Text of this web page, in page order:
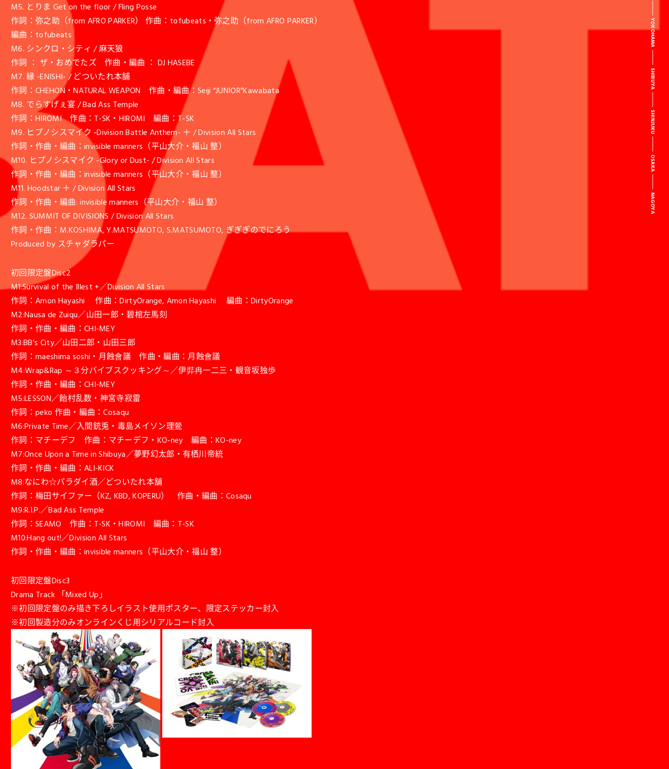
M5. とりま Get on the floor / Fling Posse
作詞：弥之助（from AFRO PARKER） 作曲：tofubeats・弥之助（from AFRO PARKER）
編曲：tofubeats
M6. シンクロ・シティ / 麻天狼
作詞 ： ザ・おめでたズ 作曲・編曲 ： DJ HASEBE
M7. 縁 -ENISHI- / どついたれ本舗
作詞：CHEHON・NATURAL WEAPON 作曲・編曲：Seiji “JUNIOR”Kawabata
M8. でらすげぇ宴 / Bad Ass Temple
作詞：HIROMI 作曲：T-SK・HIROMI 編曲：T-SK
M9. ヒプノシスマイク -Division Battle Anthem- ＋ / Division All Stars
作詞・作曲・編曲：invisible manners（平山大介・福山 整）
M10. ヒプノシスマイク -Glory or Dust- / Division All Stars
作詞・作曲・編曲：invisible manners（平山大介・福山 整）
M11. Hoodstar ＋ / Division All Stars
作詞・作曲・編曲: invisible manners（平山大介・福山 整）
M12. SUMMIT OF DIVISIONS / Division All Stars
作詞・作曲：M.KOSHIMA, Y.MATSUMOTO, S.MATSUMOTO, ぎぎぎのでにろう
Produced by スチャダラパー
初回限定盤Disc2
M1:Survival of the Illest +／Division All Stars
作詞：Amon Hayashi 作曲：DirtyOrange, Amon Hayashi 編曲：DirtyOrange
M2:Nausa de Zuiqu／山田一郎・碧棺左馬刻
作詞・作曲・編曲：CHI-MEY
M3:BB’s City／山田二郎・山田三郎
作詞：maeshima soshi・月蝕會議 作曲・編曲：月蝕會議
M4:Wrap&Rap ～３分バイブスクッキング～／伊弉冉一二三・観音坂独歩
作詞・作曲・編曲：CHI-MEY
M5:LESSON／飴村乱数・神宮寺寂雷
作詞：peko 作曲・編曲：Cosaqu
M6:Private Time／入間銃兎・毒島メイソン理鶯
作詞：マチーデフ 作曲：マチーデフ・KO-ney 編曲：KO-ney
M7:Once Upon a Time in Shibuya／夢野幻太郎・有栖川帝統
作詞・作曲・編曲：ALI-KICK
M8:なにわ☆パラダイ酒／どついたれ本舗
作詞：梅田サイファー（KZ, KBD, KOPERU） 作曲・編曲：Cosaqu
M9:R.I.P.／Bad Ass Temple
作詞：SEAMO 作曲：T-SK・HIROMI 編曲：T-SK
M10:Hang out!／Division All Stars
作詞・作曲・編曲：invisible manners（平山大介・福山 整）
初回限定盤Disc3
Drama Track 「Mixed Up」
※初回限定盤のみ描き下ろしイラスト使用ポスター、限定ステッカー封入
※初回製造分のみオンラインくじ用シリアルコード封入
YOKOHAMA
SHIBUYA
SHINJUKU
OSAKA
NAGOYA